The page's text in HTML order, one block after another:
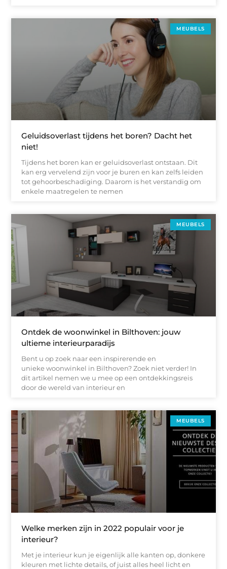
MEUBELS
Geluidsoverlast tijdens het boren? Dacht het
niet!
Tijdens het boren kan er geluidsoverlast ontstaan. Dit
kan erg vervelend zijn voor je buren en kan zelfs leiden
tot gehoorbeschadiging. Daarom is het verstandig om
enkele maatregelen te nemen
MEUBELS
Ontdek de woonwinkel in Bilthoven: jouw
ultieme interieurparadijs
Bent u op zoek naar een inspirerende en
unieke woonwinkel in Bilthoven? Zoek niet verder! In
dit artikel nemen we u mee op een ontdekkingsreis
door de wereld van interieur en
MEUBELS
Welke merken zijn in 2022 populair voor je
interieur?
Met je interieur kun je eigenlijk alle kanten op, donkere
kleuren met lichte details, of juist alles heel licht en